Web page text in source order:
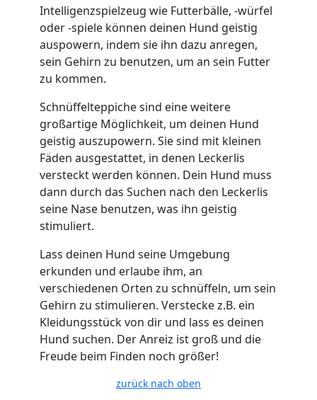
Intelligenzspielzeug wie Futterbälle, -würfel
oder -spiele können deinen Hund geistig
auspowern, indem sie ihn dazu anregen,
sein Gehirn zu benutzen, um an sein Futter
zu kommen.
Schnüffelteppiche sind eine weitere
großartige Möglichkeit, um deinen Hund
geistig auszupowern. Sie sind mit kleinen
Fäden ausgestattet, in denen Leckerlis
versteckt werden können. Dein Hund muss
dann durch das Suchen nach den Leckerlis
seine Nase benutzen, was ihn geistig
stimuliert.
Lass deinen Hund seine Umgebung
erkunden und erlaube ihm, an
verschiedenen Orten zu schnüffeln, um sein
Gehirn zu stimulieren. Verstecke z.B. ein
Kleidungsstück von dir und lass es deinen
Hund suchen. Der Anreiz ist groß und die
Freude beim Finden noch größer!
zurück nach oben